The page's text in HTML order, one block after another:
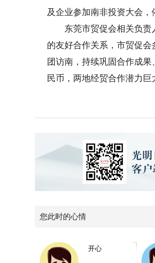
及企业参加南非投资大会，
东莞市贸促会相关负责
的友好合作关系，市贸促
团访南，持续巩固合作成
民币，两地经贸合作潜力巨
您此时的心情
开心